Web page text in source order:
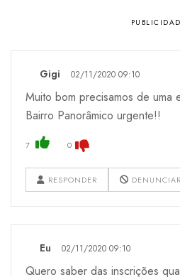
Gigi 02/11/2020 09:10
Muito bom precisamos de uma
Bairro Panorâmico urgente!!
7 0
RESPONDER DENUNCIAR
Eu 02/11/2020 09:10
Quero saber das inscrições